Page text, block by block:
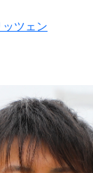
ツェン